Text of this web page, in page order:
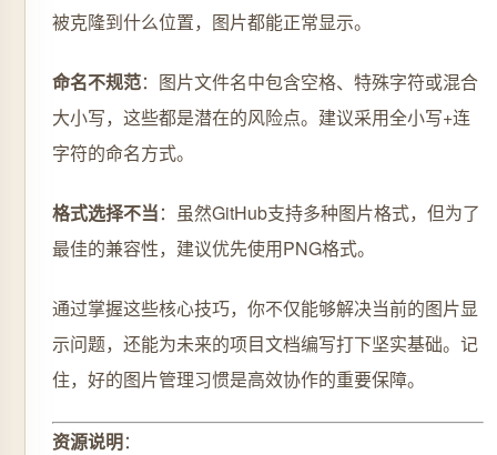
被克隆到什么位置，图片都能正常显示。
命名不规范：图片文件名中包含空格、特殊字符或混合
大小写，这些都是潜在的风险点。建议采用全小写+连
字符的命名方式。
格式选择不当：虽然GitHub支持多种图片格式，但为了
最佳的兼容性，建议优先使用PNG格式。
通过掌握这些核心技巧，你不仅能够解决当前的图片显
示问题，还能为未来的项目文档编写打下坚实基础。记
住，好的图片管理习惯是高效协作的重要保障。
资源说明：